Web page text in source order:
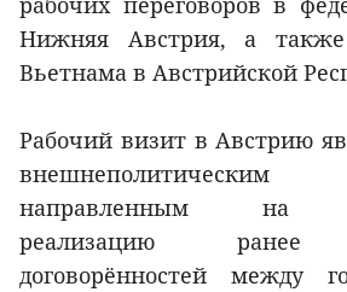
Нижняя Австрия, а
Вьетнама в Австрийской
Рабочий визит в Австрию
внешнеполитическим
направленным на
реализацию ранее
договорённостей между